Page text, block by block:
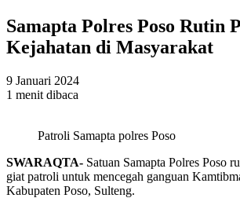
Samapta Polres Poso Rutin
Kejahatan di Masyarakat
9 Januari 2024
1 menit dibaca
Patroli Samapta polres Poso
SWARAQTA- Satuan Samapta Polres Poso
giat patroli untuk mencegah ganguan
Kabupaten Poso, Sulteng.